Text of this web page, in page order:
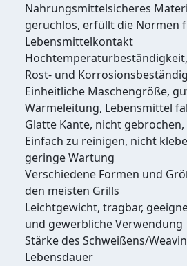
Nahrungsmittelsicheres
geruchlos, erfüllt die Normen
Lebensmittelkontakt
Rost- und
Einheitliche Maschengröße,
Wärmeleitung, Lebensmittel
Glatte Kante, nicht
Einfach zu reinigen, nicht
geringe Wartung
Verschiedene Formen und
den meisten Grills
Leichtgewicht, tragbar,
und gewerbliche Verwendung
Stärke des Schweißens/
Lebensdauer